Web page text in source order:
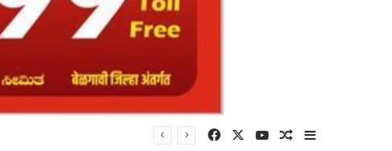
FacebookYouTubeRandom Article
Sidebar